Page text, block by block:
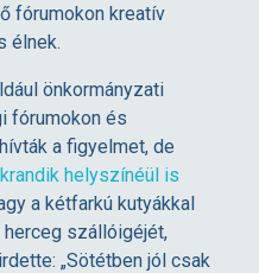
fórumokon kreatív
élnek.
önkormányzati
fórumokon és
a figyelmet, de
helyszínéül is
a kétfarkú kutyákkal
szállóigéjét,
„Sötétben jól csak